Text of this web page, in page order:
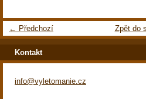
← Předchozí Zpět do
Kontakt
info@vyletomanie.cz